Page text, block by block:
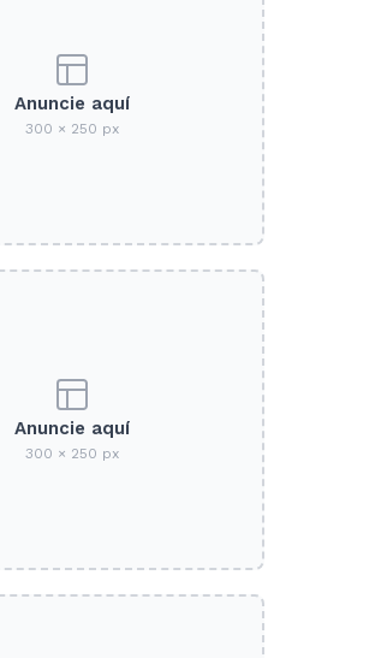
Anuncie aquí
300 × 250 px
Anuncie aquí
300 × 250 px